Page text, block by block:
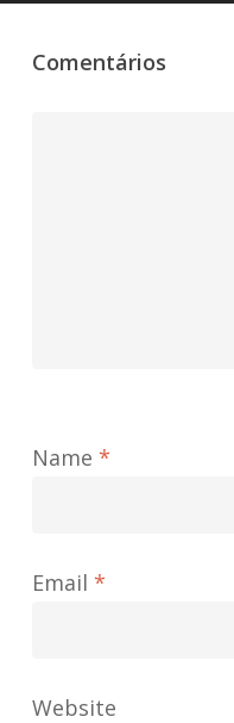
Comentários
Name *
Email *
Website